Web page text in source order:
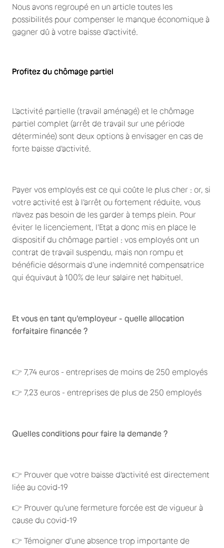
Nous avons regroupé en un article toutes les
possibilités pour compenser le manque économique à
gagner dû à votre baisse d'activité.
Profitez du chômage partiel
L'activité partielle (travail aménagé) et le chômage
partiel complet (arrêt de travail sur une période
déterminée) sont deux options à envisager en cas de
forte baisse d'activité.
Payer vos employés est ce qui coûte le plus cher : or, si
votre activité est à l'arrêt ou fortement réduite, vous
n'avez pas besoin de les garder à temps plein. Pour
éviter le licenciement, l'Etat a donc mis en place le
dispositif du chômage partiel : vos employés ont un
contrat de travail suspendu, mais non rompu et
bénéficie désormais d'une indemnité compensatrice
qui équivaut à 100% de leur salaire net habituel.
Et vous en tant qu'employeur - quelle allocation
forfaitaire financée ?
👉 7,74 euros - entreprises de moins de 250 employés
👉 7,23 euros - entreprises de plus de 250 employés
Quelles conditions pour faire la demande ?
👉 Prouver que votre baisse d'activité est directement
liée au covid-19
👉 Prouver qu'une fermeture forcée est de vigueur à
cause du covid-19
👉 Témoigner d'une absence trop importante de